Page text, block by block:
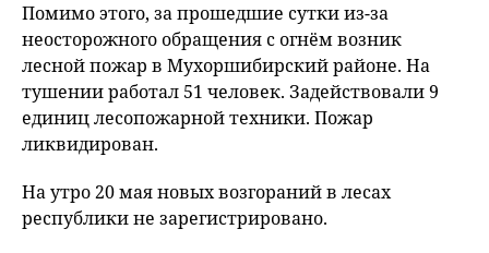
Помимо этого, за прошедшие сутки из-за
неосторожного обращения с огнём возник
лесной пожар в Мухоршибирский районе. На
тушении работал 51 человек. Задействовали 9
единиц лесопожарной техники. Пожар
ликвидирован.
На утро 20 мая новых возгораний в лесах
республики не зарегистрировано.